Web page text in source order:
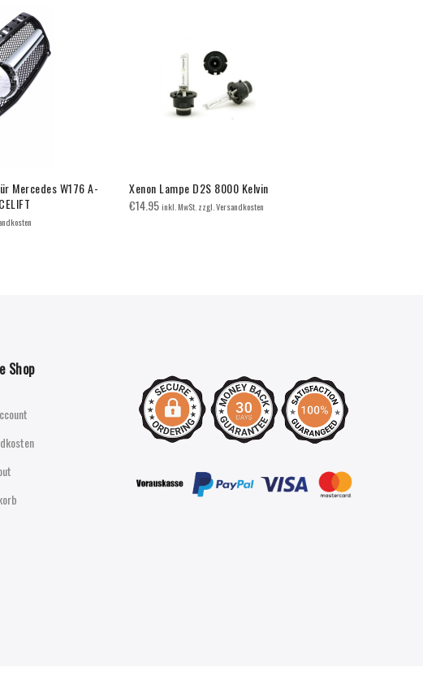
Mercedes W176 A-
Xenon Lampe D2S 8000 Kelvin
€14.95inkl. MwSt. zzgl. Versandkosten
Shop